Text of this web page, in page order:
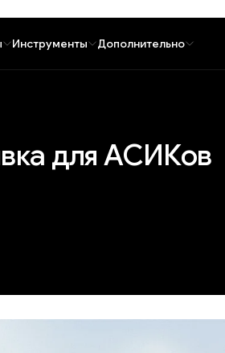
Инструменты Дополнительно
для АСИКов